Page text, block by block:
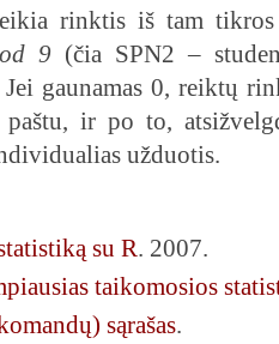
rinktis iš tam
9 (čia SPN2 –
gaunamas 0, reiktų
ir po to,
užduotis.
su R. 2007.
taikomosios
sąrašas.